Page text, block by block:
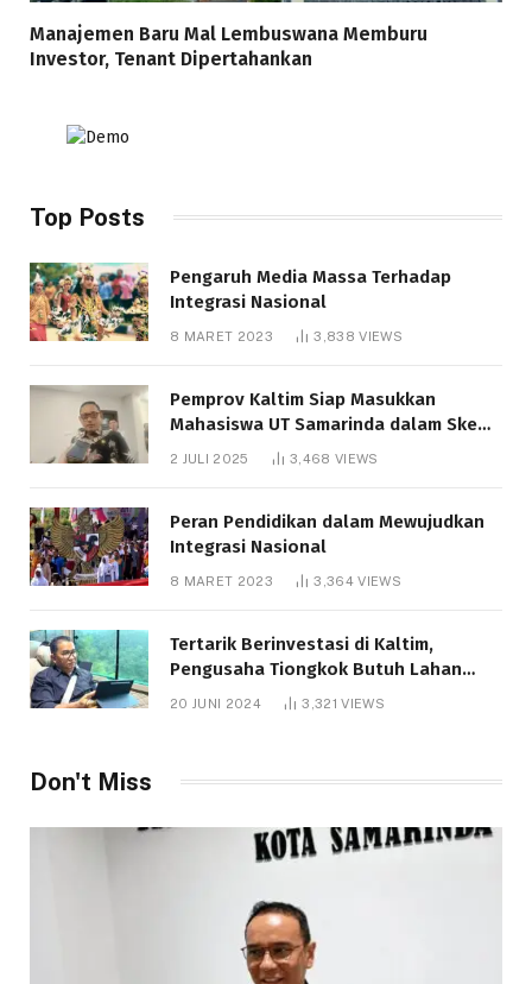
Manajemen Baru Mal Lembuswana Memburu
Investor, Tenant Dipertahankan
Top Posts
Pengaruh Media Massa Terhadap
Integrasi Nasional
8 MARET 2023 3,838VIEWS
Pemprov Kaltim Siap Masukkan
Mahasiswa UT Samarinda dalam Skema
Bantuan Pendidikan Gratispol
2 JULI 2025 3,468 VIEWS
Peran Pendidikan dalam Mewujudkan
Integrasi Nasional
8 MARET 2023 3,364VIEWS
Tertarik Berinvestasi di Kaltim,
Pengusaha Tiongkok Butuh Lahan
1.000 Hektare
20 JUNI 2024 3,321VIEWS
Don't Miss